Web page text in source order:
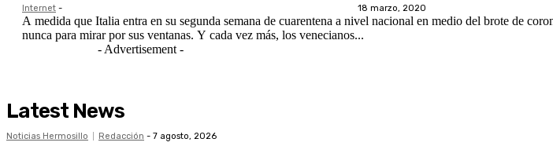
Internet - 18 marzo, 2020
A medida que Italia entra en su segunda semana de cuarentena a nivel nacional en medio del brote de
nunca para mirar por sus ventanas. Y cada vez más, los venecianos...
- Advertisement -
Latest News
Noticias Hermosillo Redacción - 7 agosto, 2026